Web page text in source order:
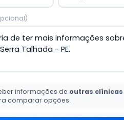
informações de outras clínicas
comparar opções.